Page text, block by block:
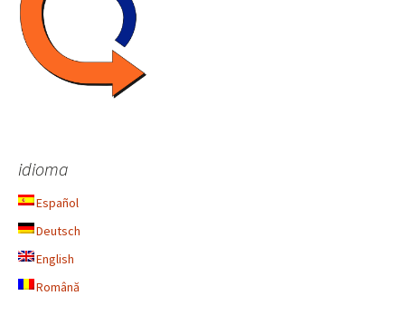
idioma
Español
Deutsch
English
Română